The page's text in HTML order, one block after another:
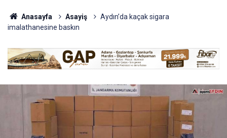
Anasayfa Asayiş
Aydın’da kaçak sigara
imalathanesine baskın